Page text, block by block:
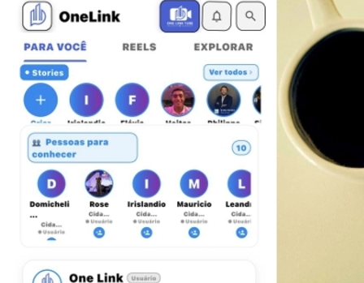
Athletico-PR